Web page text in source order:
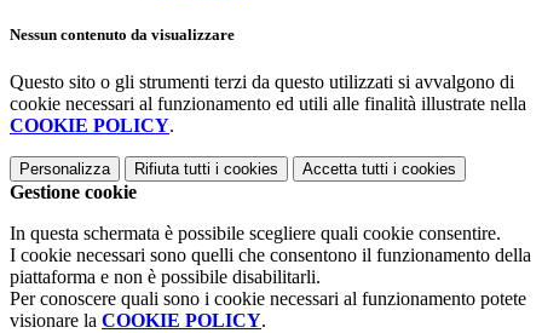
Nessun contenuto da visualizzare
Questo sito o gli strumenti terzi da questo utilizzati si avvalgono di
cookie necessari al funzionamento ed utili alle finalità illustrate nella
COOKIE POLICY.
Personalizza Rifiuta tutti i cookies Accetta tutti i cookies
Gestione cookie
In questa schermata è possibile scegliere quali cookie consentire.
I cookie necessari sono quelli che consentono il funzionamento della
piattaforma e non è possibile disabilitarli.
Per conoscere quali sono i cookie necessari al funzionamento potete
visionare la COOKIE POLICY.